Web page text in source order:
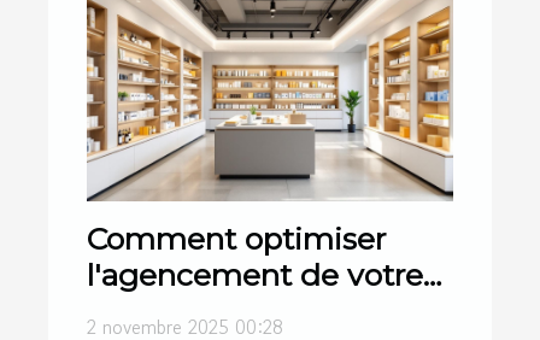
Comment optimiser
l'agencement de votre
espace commercial pour
2 novembre 2025 00:28